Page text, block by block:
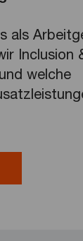
als
Inclusion
welche